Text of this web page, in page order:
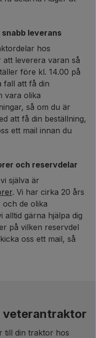
leverans
hos
leverera varan så
före kl. 14.00 på
fall att få din
vara olika
så om du är
att få din beställning,
ett mail innan du
och reservdelar
själva är
. Vi har cirka 20 års
de olika
gärna hjälpa dig
på vilken reservdel
oss ett mail, så
veterantraktor
till din traktor hos